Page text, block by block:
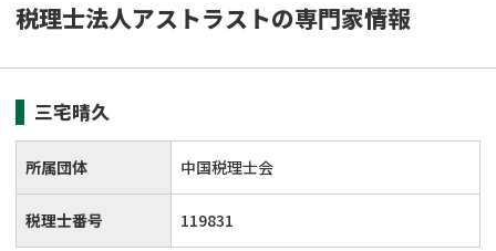
税理士法人アストラストの専門家情報
三宅晴久
所属団体 中国税理士会
税理士番号 119831